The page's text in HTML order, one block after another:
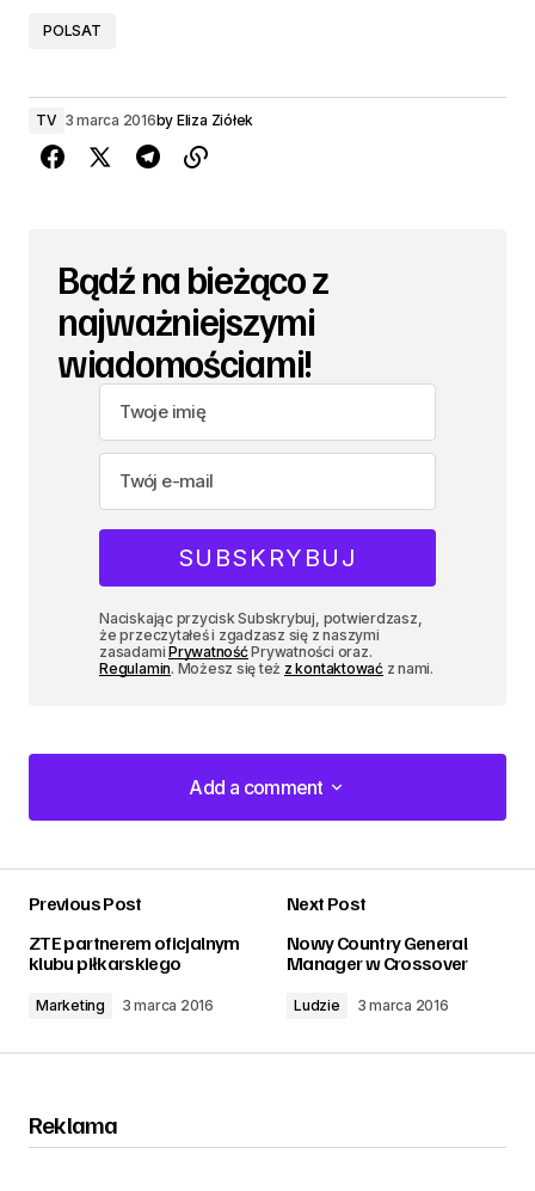
POLSAT
TV 3 marca 2016by Eliza Ziółek
Bądź na bieżąco z
najważniejszymi
wiadomościami!
Naciskając przycisk Subskrybuj, potwierdzasz,
że przeczytałeś i zgadzasz się z naszymi
zasadamiPrywatnośćPrywatności oraz.
Regulamin. Możesz się też z kontaktowaćz nami.
Add a comment
Add a comment
Previous Post
ZTE partnerem oficjalnym
klubu piłkarskiego
Marketing 3 marca 2016
Next Post
Nowy Country General
Manager w Crossover
Ludzie 3 marca 2016
Reklama